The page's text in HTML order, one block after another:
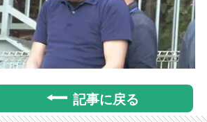
記事に戻る